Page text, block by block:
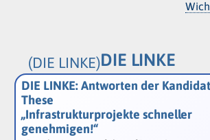
DIE LINKE
(DIE LINKE)
DIE LINKE: Antworten der
These
„Infrastrukturprojekte schneller
genehmigen!“